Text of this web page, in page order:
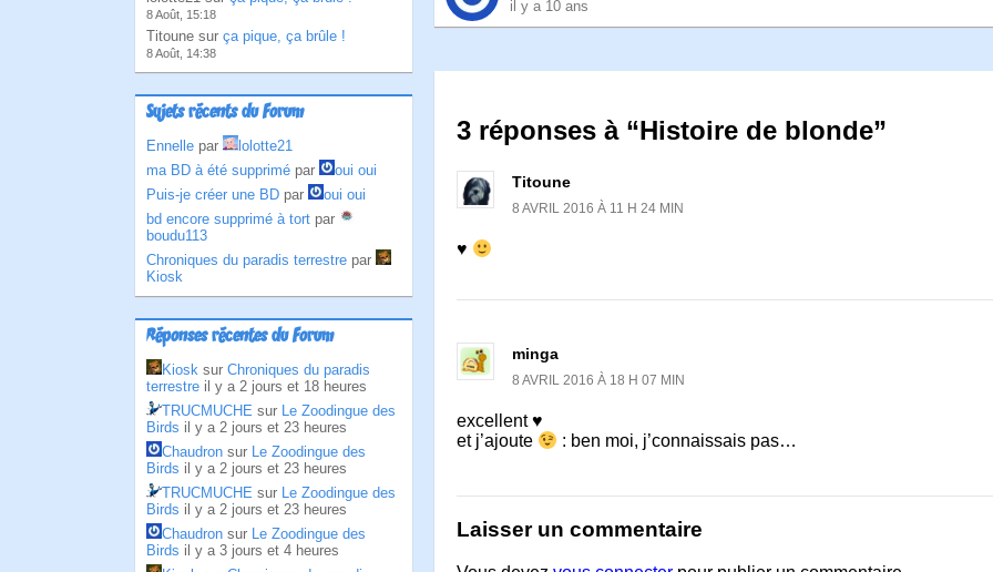
8 Août, 15:18
Titoune sur ça pique, ça brûle !
8 Août, 14:38
Sujets récents du Forum
Ennelle par
lolotte21
ma BD à été supprimé par
oui oui
Puis-je créer une BD par
oui oui
bd encore supprimé à tort par
boudu113
Chroniques du paradis terrestre par
Kiosk
Réponses récentes du Forum
Kiosk sur Chroniques du paradis
terrestre il y a 2 jours et 18 heures
TRUCMUCHE sur Le Zoodingue des
Birds il y a 2 jours et 23 heures
Chaudron sur Le Zoodingue des
Birds il y a 2 jours et 23 heures
TRUCMUCHE sur Le Zoodingue des
Birds il y a 2 jours et 23 heures
Chaudron sur Le Zoodingue des
Birds il y a 3 jours et 4 heures
il y a 10 ans
3 réponses à “Histoire de blonde”
Titoune
8 AVRIL 2016 À 11 H 24 MIN
♥
minga
8 AVRIL 2016 À 18 H 07 MIN
excellent ♥
et j’ajoute
: ben moi, j’connaissais pas…
Laisser un commentaire